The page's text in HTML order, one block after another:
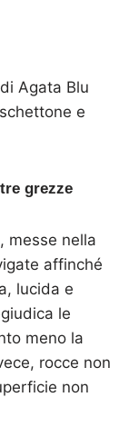
Agata Blu
e
grezze
messe nella
affinché
lucida e
le
meno la
rocce non
non